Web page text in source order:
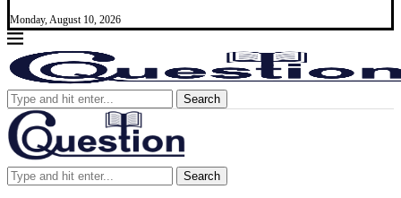
Monday, August 10, 2026
Search
Search